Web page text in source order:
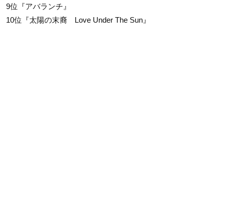
9位『アバランチ』
10位『太陽の末裔 Love Under The Sun』